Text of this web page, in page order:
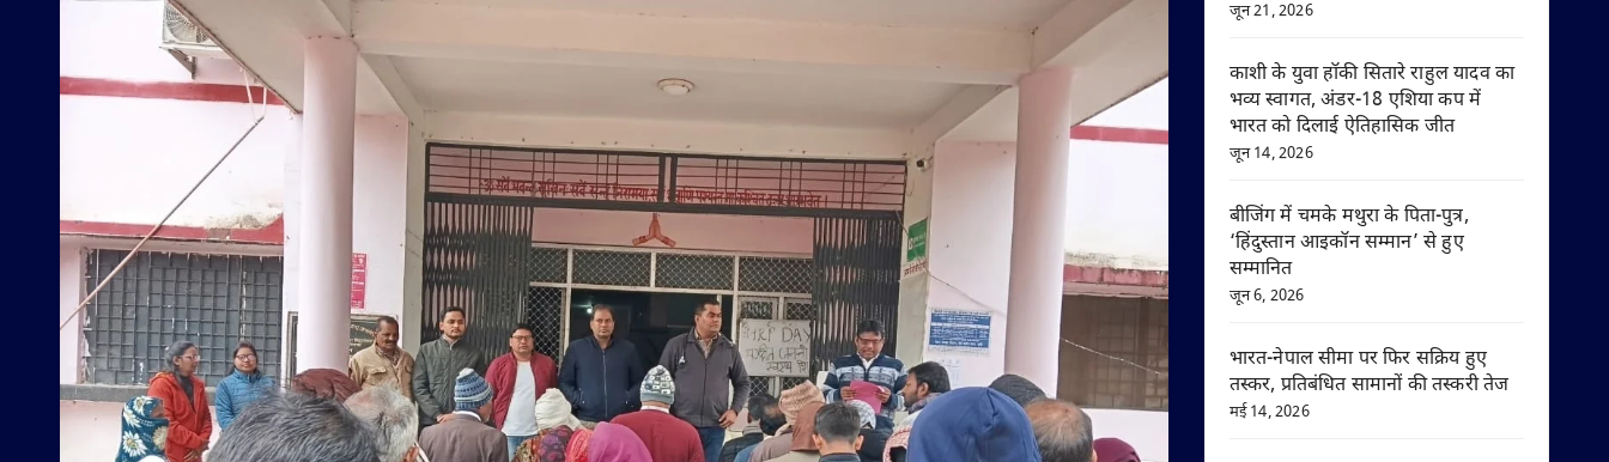
जून 21, 2026
काशी के युवा हॉकी सितारे राहुल यादव का
भव्य स्वागत, अंडर-18 एशिया कप में
भारत को दिलाई ऐतिहासिक जीत
जून 14, 2026
बीजिंग में चमके मथुरा के पिता-पुत्र,
‘हिंदुस्तान आइकॉन सम्मान’ से हुए
सम्मानित
जून 6, 2026
भारत-नेपाल सीमा पर फिर सक्रिय हुए
तस्कर, प्रतिबंधित सामानों की तस्करी तेज
मई 14, 2026